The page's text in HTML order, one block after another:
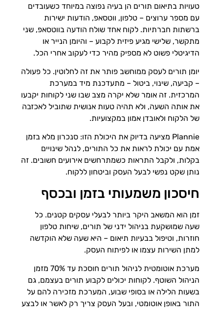
טעויות בתיאום תורים הן בעיה נפוצה במיוחד כשעובדים
עם מספר ערוצים – טלפון, ווטסאפ, הודעות ישירות
ברשתות חברתיות. לקוח אחד שולח הודעה בווטסאפ, שני
מתקשר, שלישי מגיע פיזית לקבוע – והיומן הנייר או
הדיגיטלי פשוט לא מספיק מהיר כדי לעקוב אחרי הכל.
יומן תורים לעסק ממוחשב פותר את זה לחלוטין. כל פעולה
– קביעה, שינוי, ביטול – מתעדכנת מיד במערכת
המרכזית. זה אומר שלא יקרה מצב שבו שני לקוחות יקבעו
את אותה השעה, ולא תהיה טעות אנושית שתוביל לאכזבה
של הלקוח ולאובדן אמון במקצועיות.
Plannie מציעה בדיוק את היכולת הזו: סנכרון מלא בזמן
אמת עם יכולת לראות את כל התורים, לנהל שינויים
בקלות, ולקבל התראות כשמתרחשים אירועים חשובים. זה
נותן שקט נפשי לבעל העסק וביטחון ללקוח.
חיסכון משמעותי בזמן ובכסף
זמן הוא המשאב היקר ביותר לבעלי עסקים קטנים. כל
שעה שמושקעת בניהול ידני של תורים, שיחות טלפון
חוזרות, וטיפול בבעיות תיאום – היא שעה שלא הוקדשה
למתן השירות עצמו או לפיתוח העסק.
מערכת אוטומטית לניהול תורים חוסכת עד 70% מזמן
הניהול השוטף. לקוחות יכולים לקבוע תורים בעצמם, גם
בשעות הלילה או בסופי שבוע, המערכת מזכירה להם על
התור באופן אוטומטי, ובעל העסק צריך רק לאשר או לבצע